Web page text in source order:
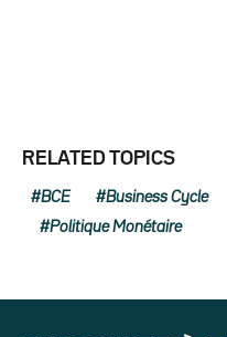
RELATED TOPICS
BCE Business Cycle
Politique Monétaire